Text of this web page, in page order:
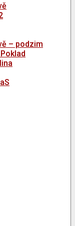
– podzim